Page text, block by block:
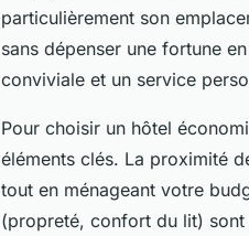
particulièrement son
sans dépenser une fortune
conviviale et un service
Pour choisir un hôtel
éléments clés. La proximité
tout en ménageant votre
(propreté, confort du lit) sont